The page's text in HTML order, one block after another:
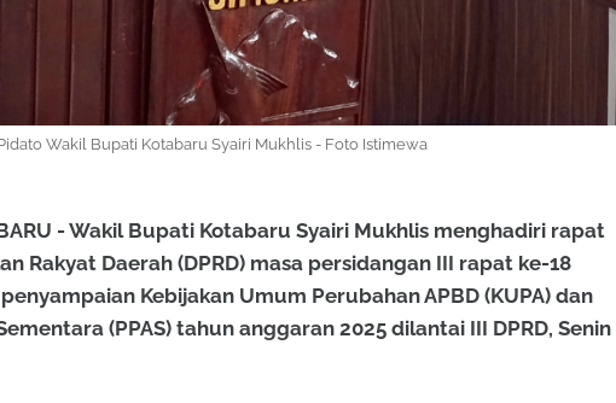
Wakil Bupati Kotabaru Syairi Mukhlis - Foto Istimewa
- Wakil Bupati Kotabaru Syairi Mukhlis menghadiri rapat
Rakyat Daerah (DPRD) masa persidangan III rapat ke-18
Kebijakan Umum Perubahan APBD (KUPA) dan
(PPAS) tahun anggaran 2025 dilantai III DPRD, Senin